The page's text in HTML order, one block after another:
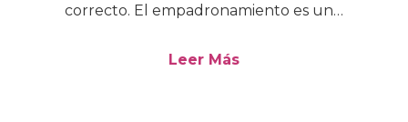
correcto. El empadronamiento es un…
Leer Más